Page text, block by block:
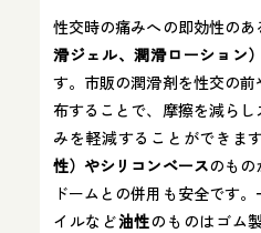
性交時の痛みへの即効性のあ
滑ジェル、潤滑ローション
す。市販の潤滑剤を性交の前
布することで、摩擦を減ら
みを軽減することができま
性）やシリコンベースのもの
ドームとの併用も安全です
イルなど油性のものはゴム